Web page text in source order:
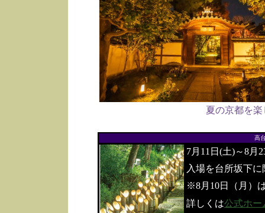
夏の京都を
高
7月11日(土)～8月
入場を台所坂下
※8月10日（月）
詳しくは公式ホー